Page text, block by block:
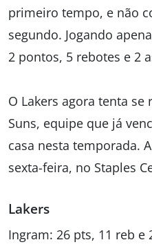
primeiro tempo, e não
segundo. Jogando
2 pontos, 5 rebotes e 2
O Lakers agora tenta
Suns, equipe que já
casa nesta temporada.
sexta-feira, no Staples
Lakers
Ingram: 26 pts, 11 reb e